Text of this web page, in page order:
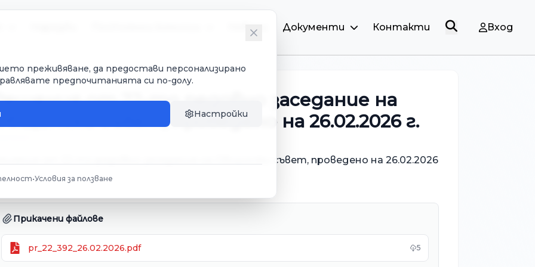
Новини Документи Контакти Вход
от 22-то редовно заседание на
съвет, проведено на 26.02.2026 г.
от 22-то редовно заседание на Общински съвет, проведено на 26.02.2026
Прикачени файлове
pr_22_392_26.02.2026.pdf 5
преживяване, да предостави персонализирано
предпочитанията си по-долу.
Настройки
•Условия за ползване